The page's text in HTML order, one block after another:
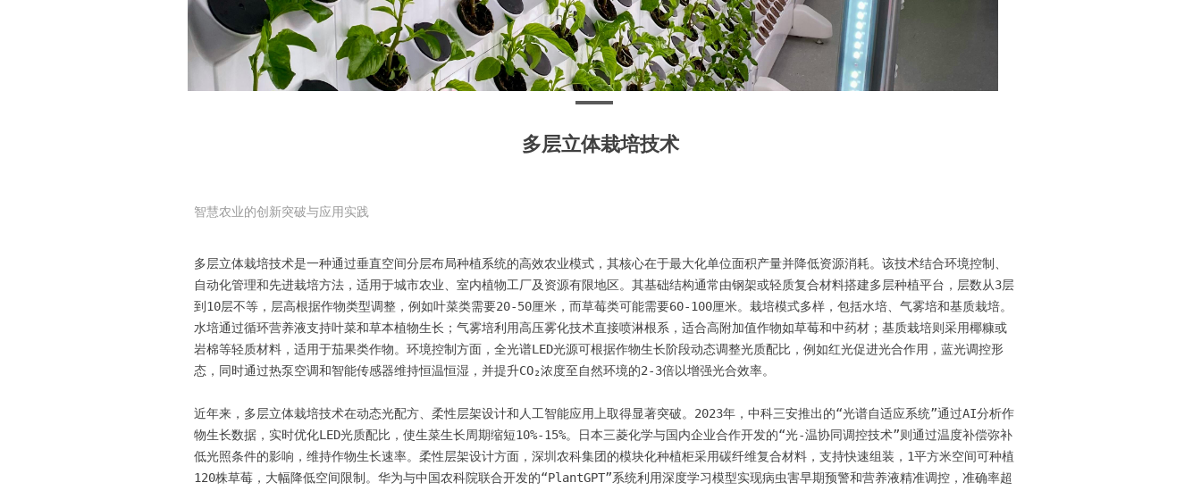
多层立体栽培技术
智慧农业的创新突破与应用实践
多层立体栽培技术是一种通过垂直空间分层布局种植系统的高效农业模式，其核心在于最大化单位面积产量并降低资源消耗。该技术结合环境控制、
自动化管理和先进栽培方法，适用于城市农业、室内植物工厂及资源有限地区。其基础结构通常由钢架或轻质复合材料搭建多层种植平台，层数从3层
到10层不等，层高根据作物类型调整，例如叶菜类需要20-50厘米，而草莓类可能需要60-100厘米。栽培模式多样，包括水培、气雾培和基质栽培。
水培通过循环营养液支持叶菜和草本植物生长；气雾培利用高压雾化技术直接喷淋根系，适合高附加值作物如草莓和中药材；基质栽培则采用椰糠或
岩棉等轻质材料，适用于茄果类作物。环境控制方面，全光谱LED光源可根据作物生长阶段动态调整光质配比，例如红光促进光合作用，蓝光调控形
态，同时通过热泵空调和智能传感器维持恒温恒湿，并提升CO₂浓度至自然环境的2-3倍以增强光合效率。
近年来，多层立体栽培技术在动态光配方、柔性层架设计和人工智能应用上取得显著突破。2023年，中科三安推出的“光谱自适应系统”通过AI分析作
物生长数据，实时优化LED光质配比，使生菜生长周期缩短10%-15%。日本三菱化学与国内企业合作开发的“光-温协同调控技术”则通过温度补偿弥补
低光照条件的影响，维持作物生长速率。柔性层架设计方面，深圳农科集团的模块化种植柜采用碳纤维复合材料，支持快速组装，1平方米空间可种植
120株草莓，大幅降低空间限制。华为与中国农科院联合开发的“PlantGPT”系统利用深度学习模型实现病虫害早期预警和营养液精准调控，准确率超